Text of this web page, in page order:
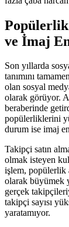
Popülerlik
ve İmaj
Son yıllarda
tanımını
olan sosyal
olarak görüyor.
beraberinde
popülerliklerini
durum ise imaj
Takipçi satın
olmak isteyen
işlem, popülerlik
olarak büyümek
gerçek
takipçi sayısı
yaratamıyor.